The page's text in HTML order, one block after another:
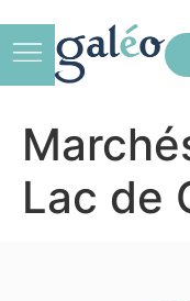
Lac de